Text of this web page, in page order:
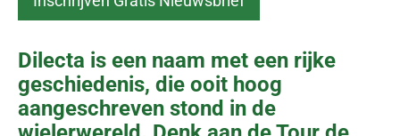
Dilecta is een naam met een rijke
geschiedenis, die ooit hoog
aangeschreven stond in de